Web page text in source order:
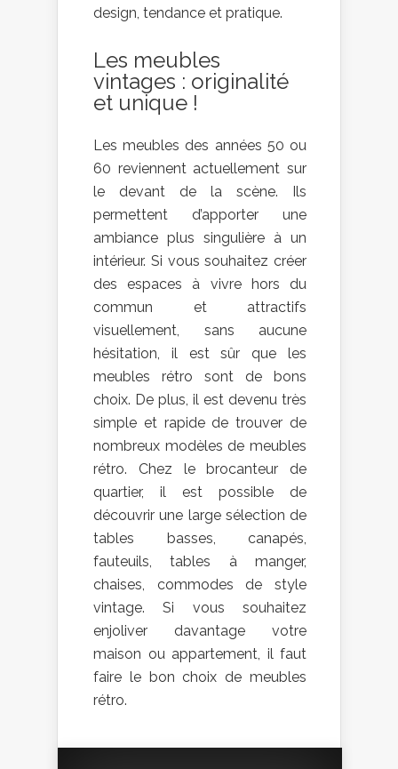
design, tendance et pratique.
Les meubles
vintages : originalité
et unique !
Les meubles des années 50 ou
60 reviennent actuellement sur
le devant de la scène. Ils
permettent d’apporter une
ambiance plus singulière à un
intérieur. Si vous souhaitez créer
des espaces à vivre hors du
commun et attractifs
visuellement, sans aucune
hésitation, il est sûr que les
meubles rétro sont de bons
choix. De plus, il est devenu très
simple et rapide de trouver de
nombreux modèles de meubles
rétro. Chez le brocanteur de
quartier, il est possible de
découvrir une large sélection de
tables basses, canapés,
fauteuils, tables à manger,
chaises, commodes de style
vintage. Si vous souhaitez
enjoliver davantage votre
maison ou appartement, il faut
faire le bon choix de meubles
rétro.